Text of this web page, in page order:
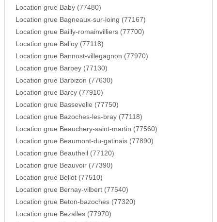
Location grue Baby (77480)
Location grue Bagneaux-sur-loing (77167)
Location grue Bailly-romainvilliers (77700)
Location grue Balloy (77118)
Location grue Bannost-villegagnon (77970)
Location grue Barbey (77130)
Location grue Barbizon (77630)
Location grue Barcy (77910)
Location grue Bassevelle (77750)
Location grue Bazoches-les-bray (77118)
Location grue Beauchery-saint-martin (77560)
Location grue Beaumont-du-gatinais (77890)
Location grue Beautheil (77120)
Location grue Beauvoir (77390)
Location grue Bellot (77510)
Location grue Bernay-vilbert (77540)
Location grue Beton-bazoches (77320)
Location grue Bezalles (77970)